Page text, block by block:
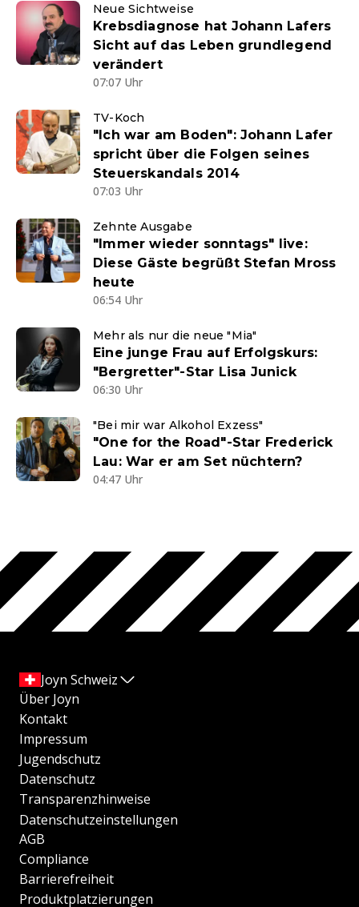
Neue Sichtweise
Krebsdiagnose hat Johann Lafers
Sicht auf das Leben grundlegend
verändert
07:07 Uhr
TV-Koch
"Ich war am Boden": Johann Lafer
spricht über die Folgen seines
Steuerskandals 2014
07:03 Uhr
Zehnte Ausgabe
"Immer wieder sonntags" live:
Diese Gäste begrüßt Stefan Mross
heute
06:54 Uhr
Mehr als nur die neue "Mia"
Eine junge Frau auf Erfolgskurs:
"Bergretter"-Star Lisa Junick
06:30 Uhr
"Bei mir war Alkohol Exzess"
"One for the Road"-Star Frederick
Lau: War er am Set nüchtern?
04:47 Uhr
Joyn Schweiz
Über Joyn
Kontakt
Impressum
Jugendschutz
Datenschutz
Transparenzhinweise
Datenschutzeinstellungen
AGB
Compliance
Barrierefreiheit
Produktplatzierungen